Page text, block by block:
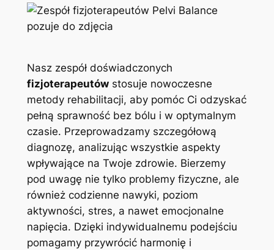
Nasz zespół doświadczonych
fizjoterapeutówstosuje nowoczesne
metody rehabilitacji, aby pomóc Ci odzyskać
pełną sprawność bez bólu i w optymalnym
czasie. Przeprowadzamy szczegółową
diagnozę, analizując wszystkie aspekty
wpływające na Twoje zdrowie. Bierzemy
pod uwagę nie tylko problemy fizyczne, ale
również codzienne nawyki, poziom
aktywności, stres, a nawet emocjonalne
napięcia. Dzięki indywidualnemu podejściu
pomagamy przywrócić harmonię i